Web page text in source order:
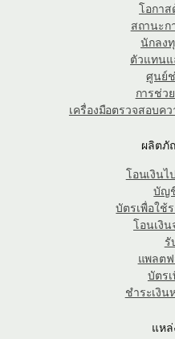
โอกา
สถานะก
นักลง
ตัวแทน
ศูนย์
การช่ว
เครื่องมือตรวจสอบค
ผลิตภั
โอนเงินไ
บัญ
บัตรเพื่อใช้
โอนเงิ
รั
แพลตฟ
บัตร
ชำระเงิน
แห